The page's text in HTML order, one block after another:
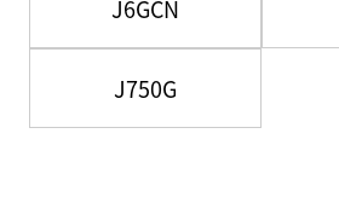
J6GCN
J750G